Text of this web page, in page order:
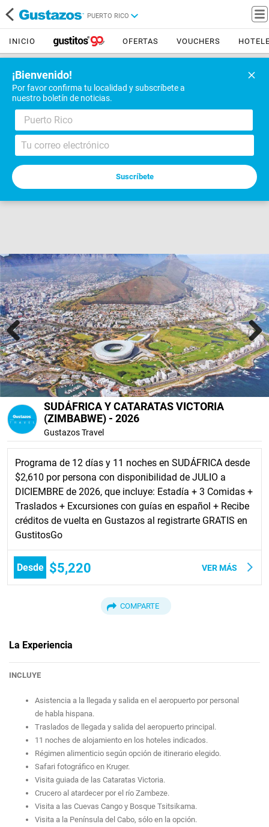
PUERTO RICO
¡Bienvenido!
Por favor confirma tu localidad y subscríbete a
nuestro boletín de noticias.
Puerto Rico
INICIO OFERTAS VOUCHERS
Previous Next
SUDÁFRICA Y CATARATAS VICTORIA
(ZIMBABWE) - 2026
Gustazos Travel
Programa de 12 días y 11 noches en SUDÁFRICA desde
$2,610 por persona con disponibilidad de JULIO a
DICIEMBRE de 2026, que incluye: Estadía + 3 Comidas +
Traslados + Excursiones con guías en español + Recibe
créditos de vuelta en Gustazos al registrarte GRATIS en
GustitosGo
Desde $5,220 VER MÁS
COMPARTE
La Experiencia
INCLUYE
Asistencia a la llegada y salida en el aeropuerto por personal
de habla hispana.
Traslados de llegada y salida del aeropuerto principal.
11 noches de alojamiento en los hoteles indicados.
Régimen alimenticio según opción de itinerario elegido.
Safari fotográfico en Kruger.
Visita guiada de las Cataratas Victoria.
Crucero al atardecer por el río Zambeze.
Visita a las Cuevas Cango y Bosque Tsitsikama.
Visita a la Península del Cabo, sólo en la opción.